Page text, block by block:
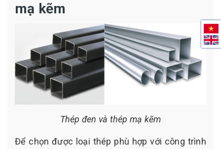
mạ kẽm
Thép đen và thép mạ kẽm
Để chọn được loại thép phù hợp với công trình